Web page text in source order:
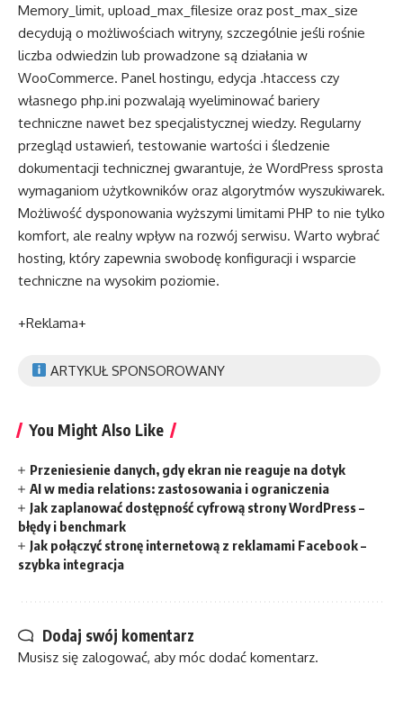
Memory_limit, upload_max_filesize oraz post_max_size
decydują o możliwościach witryny, szczególnie jeśli rośnie
liczba odwiedzin lub prowadzone są działania w
WooCommerce. Panel hostingu, edycja .htaccess czy
własnego php.ini pozwalają wyeliminować bariery
techniczne nawet bez specjalistycznej wiedzy. Regularny
przegląd ustawień, testowanie wartości i śledzenie
dokumentacji technicznej gwarantuje, że WordPress sprosta
wymaganiom użytkowników oraz algorytmów wyszukiwarek.
Możliwość dysponowania wyższymi limitami PHP to nie tylko
komfort, ale realny wpływ na rozwój serwisu. Warto wybrać
hosting, który zapewnia swobodę konfiguracji i wsparcie
techniczne na wysokim poziomie.
+Reklama+
ARTYKUŁ SPONSOROWANY
You Might Also Like
Przeniesienie danych, gdy ekran nie reaguje na dotyk
AI w media relations: zastosowania i ograniczenia
Jak zaplanować dostępność cyfrową strony WordPress –
błędy i benchmark
Jak połączyć stronę internetową z reklamami Facebook –
szybka integracja
Dodaj swój komentarz
Musisz się zalogować, aby móc dodać komentarz.